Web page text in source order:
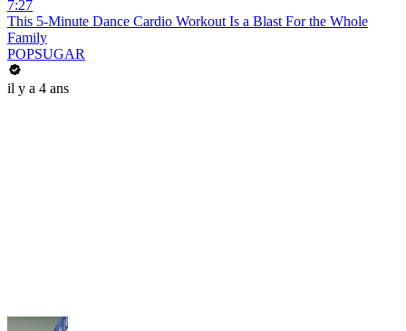
7:27
This 5-Minute Dance Cardio Workout Is a Blast For the Whole
Family
POPSUGAR
il y a 4 ans